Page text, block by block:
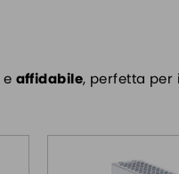
e affidabile, perfetta